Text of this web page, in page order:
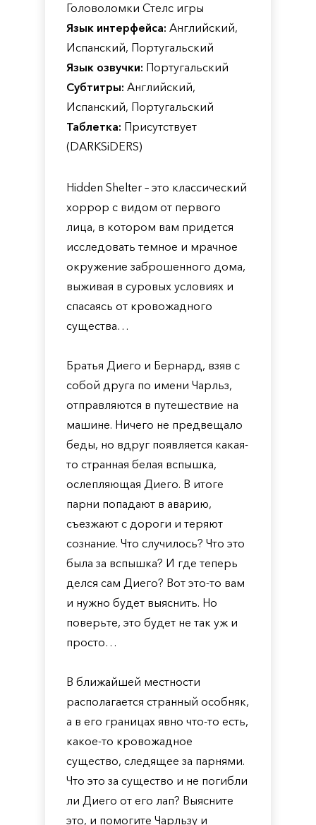
Головоломки Стелс игры
Язык интерфейса: Английский,
Испанский, Португальский
Язык озвучки: Португальский
Субтитры: Английский,
Испанский, Португальский
Таблетка: Присутствует
(DARKSiDERS)
Hidden Shelter – это классический
хоррор с видом от первого
лица, в котором вам придется
исследовать темное и мрачное
окружение заброшенного дома,
выживая в суровых условиях и
спасаясь от кровожадного
существа…
Братья Диего и Бернард, взяв с
собой друга по имени Чарльз,
отправляются в путешествие на
машине. Ничего не предвещало
беды, но вдруг появляется какая-
то странная белая вспышка,
ослепляющая Диего. В итоге
парни попадают в аварию,
съезжают с дороги и теряют
сознание. Что случилось? Что это
была за вспышка? И где теперь
делся сам Диего? Вот это-то вам
и нужно будет выяснить. Но
поверьте, это будет не так уж и
просто…
В ближайшей местности
располагается странный особняк,
а в его границах явно что-то есть,
какое-то кровожадное
существо, следящее за парнями.
Что это за существо и не погибли
ли Диего от его лап? Выясните
это, и помогите Чарльзу и